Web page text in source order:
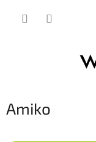
Amiko